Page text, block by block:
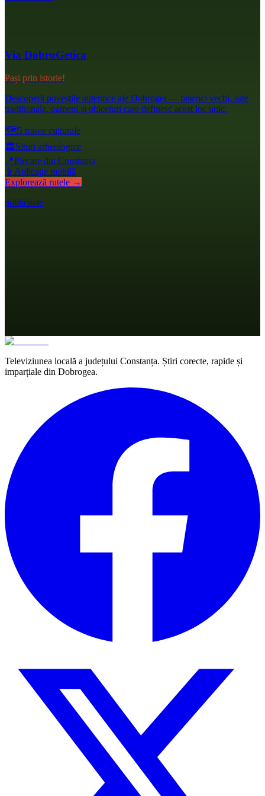
Via DobroGetica
Pași prin istorie!
Descoperă poveștile autentice ale Dobrogei — biserici vechi, sate
tradiționale, oameni și obiceiuri care definesc acest loc unic.
🗺️5 trasee culturale
🏛️Situri arheologice
📍Plecare din Constanța
📱 Aplicație mobilă
Explorează rutele →
publicitate
Televiziunea locală a județului Constanța. Știri corecte, rapide și
imparțiale din Dobrogea.